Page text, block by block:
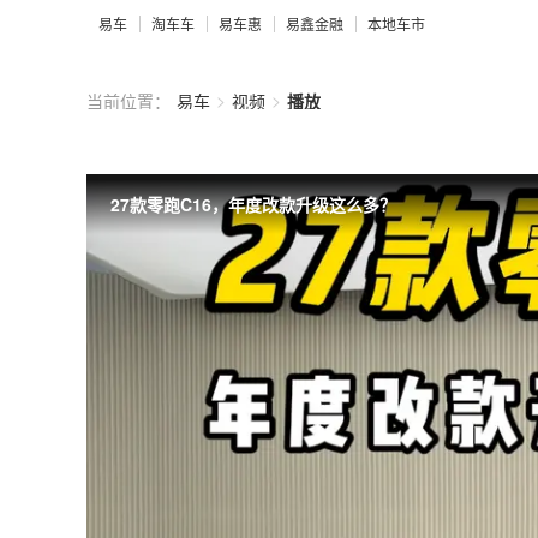
易车 淘车车 易车惠 易鑫金融 本地车市
当前位置： 易车 > 视频 > 播放
27款零跑C16，年度改款升级这么多？